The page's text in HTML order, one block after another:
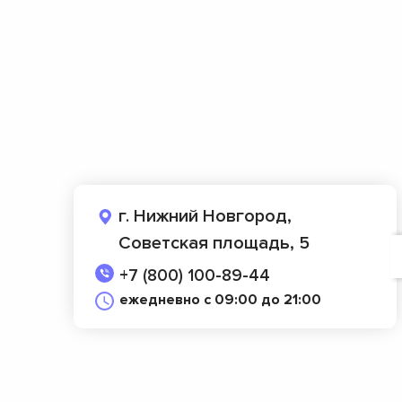
г. Нижний Новгород,
Советская площадь, 5
+7 (800) 100-89-44
ежедневно с 09:00 до 21:00